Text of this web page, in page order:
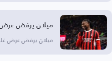
ميلان يرفض عرض
ميلان يرفض عرض